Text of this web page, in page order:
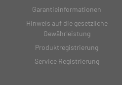
Garantieinformationen
Hinweis auf die gesetzliche
Gewährleistung
Produktregistrierung
Service Registrierung